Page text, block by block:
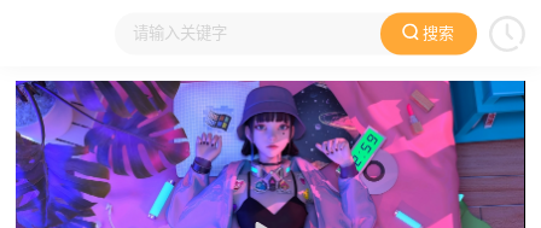
搜索
大家在看 日本动漫 国产动漫 欧美动漫 动漫电影